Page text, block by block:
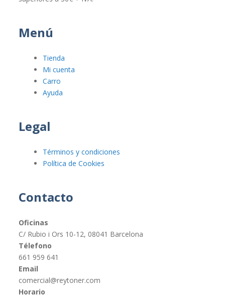
Menú
Tienda
Mi cuenta
Carro
Ayuda
Legal
Términos y condiciones
Política de Cookies
Contacto
Oficinas
C/ Rubio i Ors 10-12, 08041 Barcelona
Télefono
661 959 641
Email
comercial@reytoner.com
Horario